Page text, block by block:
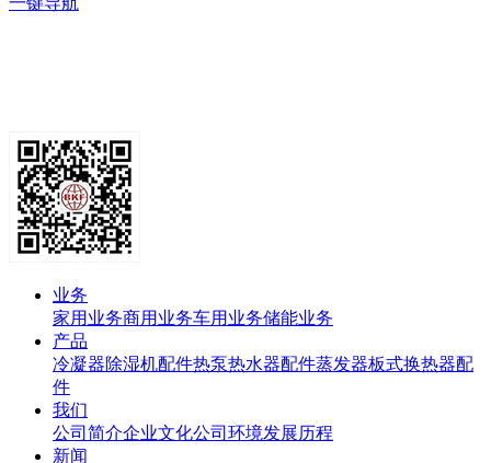
业务
家用业务商用业务车用业务储能业务
产品
冷凝器除湿机配件热泵热水器配件蒸发器板式换热器配
件
我们
公司简介企业文化公司环境发展历程
新闻